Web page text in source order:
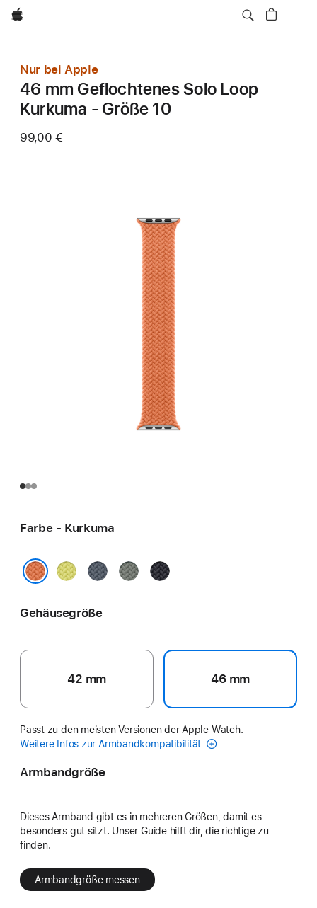
Apple
Nur bei Apple
46 mm Geflochtenes Solo Loop
Kurkuma - Größe 10
99,00 €
Farbe - Kurkuma
NeongelbMaritimblauGrüngrauMitternacht
Gehäusegröße
42 mm 46 mm
Passt zu den meisten Versionen der Apple Watch.
Weitere Infos zur Armbandkompatibilität
Armbandgröße
Dieses Armband gibt es in mehreren Größen, damit es
besonders gut sitzt. Unser Guide hilft dir, die richtige zu
finden.
Armbandgröße messen